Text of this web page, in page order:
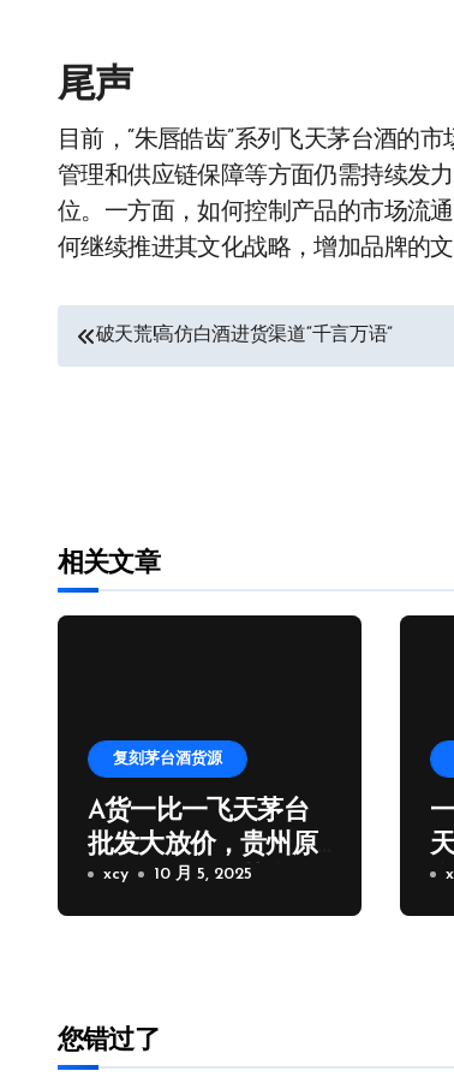
尾声
目前，“朱唇皓齿”系列飞天茅台酒的
管理和供应链保障等方面仍需持续发
位。一方面，如何控制产品的市场流
何继续推进其文化战略，增加品牌的
文破天荒!高仿白酒进货渠道“千言万语”
相关文章
复刻茅台酒货源
A货一比一飞天茅台
批发大放价，贵州原
厂一比一飞天茅台拿
货
xcy 10 月 5, 2025
您错过了